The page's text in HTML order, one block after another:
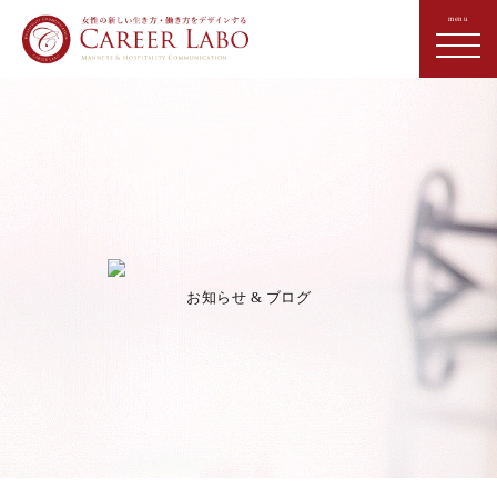
お知らせ & ブログ